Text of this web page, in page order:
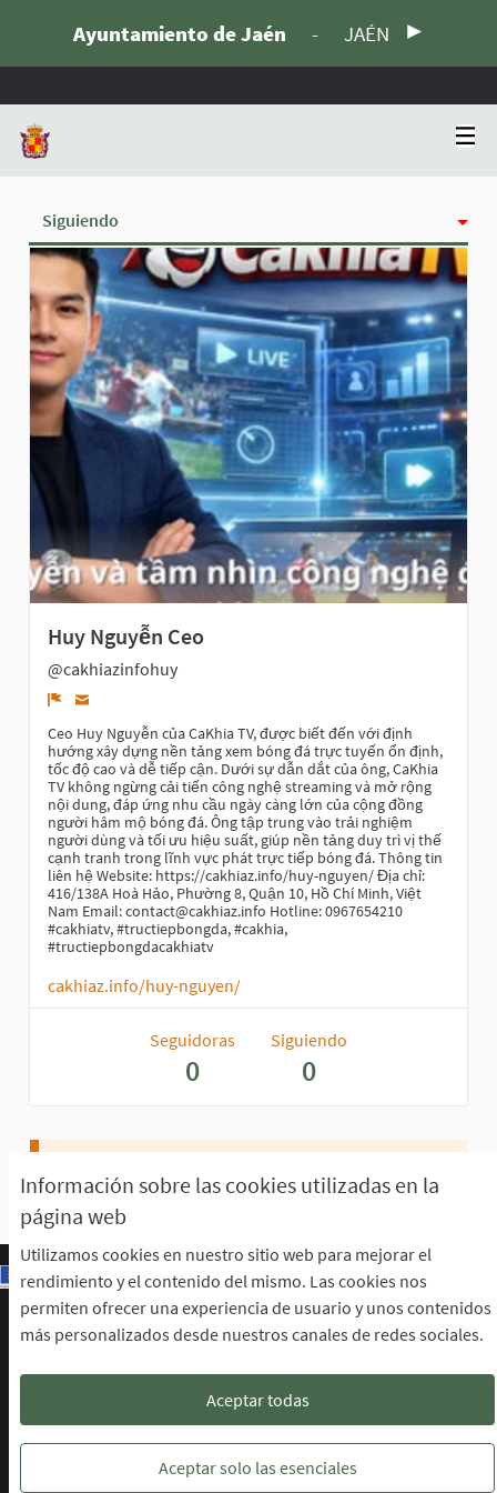
Información sobre las cookies utilizadas en la
página web
Utilizamos cookies en nuestro sitio web para mejorar el
rendimiento y el contenido del mismo. Las cookies nos
permiten ofrecer una experiencia de usuario y unos contenidos
más personalizados desde nuestros canales de redes sociales.
Aceptar todas
Aceptar solo las esenciales
Ayuntamiento de Jaén - JAÉN
Actividad
Insignias
Siguiendo
Seguidoras
Grupos
Huy Nguyễn Ceo
@cakhiazinfohuy
Denunciar
Ceo Huy Nguyễn của CaKhia TV, được biết đến với định
hướng xây dựng nền tảng xem bóng đá trực tuyến ổn định,
tốc độ cao và dễ tiếp cận. Dưới sự dẫn dắt của ông, CaKhia
TV không ngừng cải tiến công nghệ streaming và mở rộng
nội dung, đáp ứng nhu cầu ngày càng lớn của cộng đồng
người hâm mộ bóng đá. Ông tập trung vào trải nghiệm
người dùng và tối ưu hiệu suất, giúp nền tảng duy trì vị thế
cạnh tranh trong lĩnh vực phát trực tiếp bóng đá. Thông tin
liên hệ Website: https://cakhiaz.info/huy-nguyen/ Địa chỉ:
416/138A Hoà Hảo, Phường 8, Quận 10, Hồ Chí Minh, Việt
Nam Email: contact@cakhiaz.info Hotline: 0967654210
#cakhiatv, #tructiepbongda, #cakhia,
#tructiepbongdacakhiatv
cakhiaz.info/huy-nguyen/
Seguidoras
0
Siguiendo
0
Escuela de Participación Ciudadana
Área de Participación Ciudadana
Descargar ficheros de datos abiertos
Configuración de cookies
Escuela de Participación Ciudadana en
Escuela de Participación
Escuela de Participación